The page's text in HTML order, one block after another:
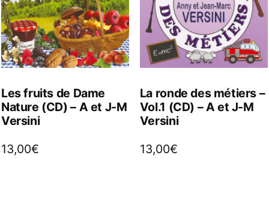
Les fruits de Dame
Nature (CD) – A et J-M
Versini
13,00€
La ronde des métiers –
Vol.1 (CD) – A et J-M
Versini
13,00€